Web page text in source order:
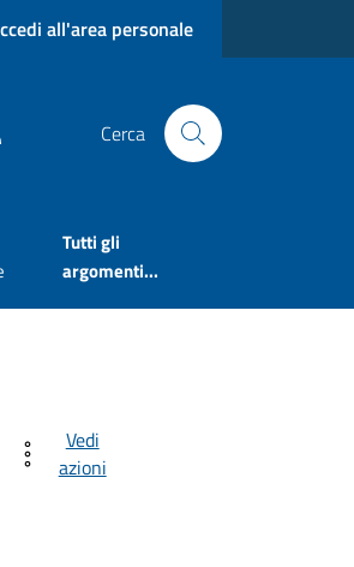
all'area personale
Cerca
Tutti gli
argomenti...
Vedi
azioni